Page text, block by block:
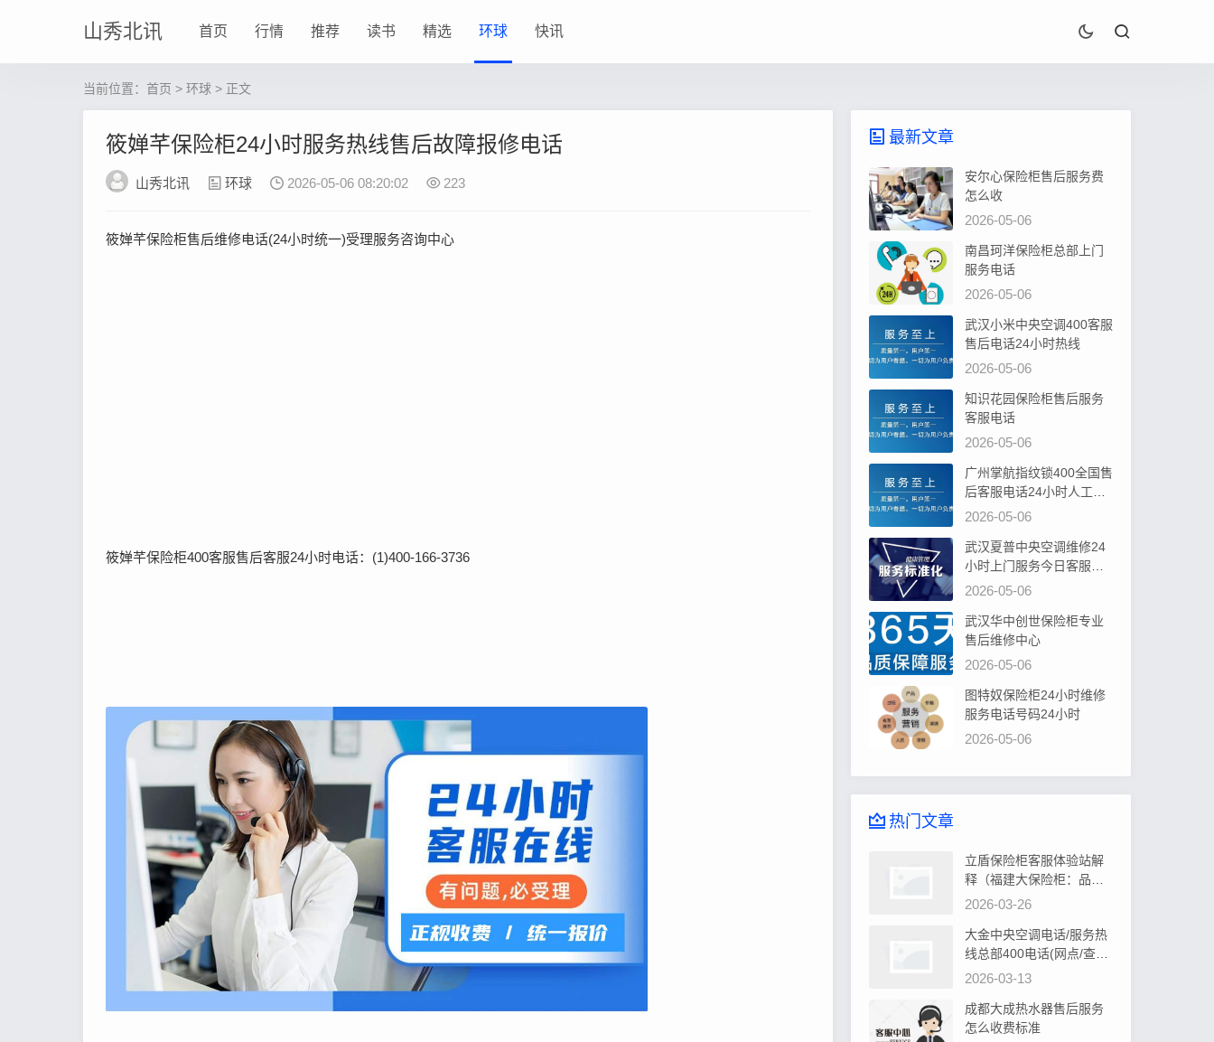
山秀北讯 首页 行情 推荐 读书 精选 环球 快讯
当前位置： 首页 > 环球 > 正文
筱婵芊保险柜24小时服务热线售后故障报修电话
山秀北讯 环球 2026-05-06 08:20:02 223
筱婵芊保险柜售后维修电话(24小时统一)受理服务咨询中心
筱婵芊保险柜400客服售后客服24小时电话：(1)400-166-3736
最新文章
安尔心保险柜售后服务费
怎么收
2026-05-06
南昌珂洋保险柜总部上门
服务电话
2026-05-06
武汉小米中央空调400客服
售后电话24小时热线
2026-05-06
知识花园保险柜售后服务
客服电话
2026-05-06
广州掌航指纹锁400全国售
后客服电话24小时人工电
话
2026-05-06
武汉夏普中央空调维修24
小时上门服务今日客服热
线
2026-05-06
武汉华中创世保险柜专业
售后维修中心
2026-05-06
图特奴保险柜24小时维修
服务电话号码24小时
2026-05-06
热门文章
立盾保险柜客服体验站解
释（福建大保险柜：品质
卓越，安全可靠首选）
2026-03-26
大金中央空调电话/服务热
线总部400电话(网点/查询)
告诉你大金中央空调控制
2026-03-13
成都大成热水器售后服务
怎么收费标准